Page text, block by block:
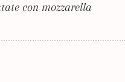
con mozzarella